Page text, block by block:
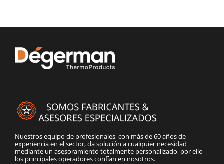
Nuestros equipo de profesionales, con más de 60 años de
experiencia en el sector, da solución a cualquier necesidad
mediante un asesoramiento totalmente personalizado, por ello
los principales operadores confían en nosotros.